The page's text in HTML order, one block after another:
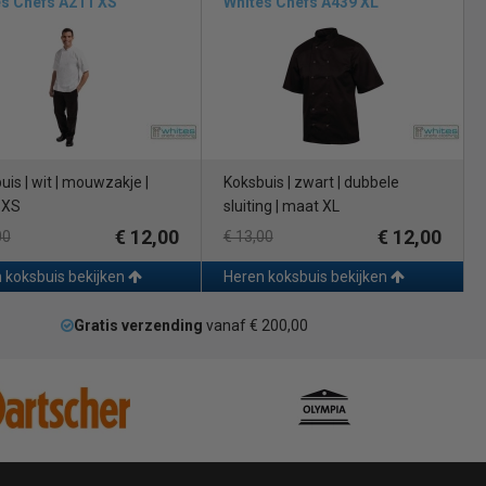
| wit | mouwzakje |
€ 12,00
koksbuis bekijken
Koksbuis | zwart | dubbele
sluiting | maat XL
€ 13,00
€ 12,00
Heren koksbuis bekijken
Gratis verzending vanaf € 200,00